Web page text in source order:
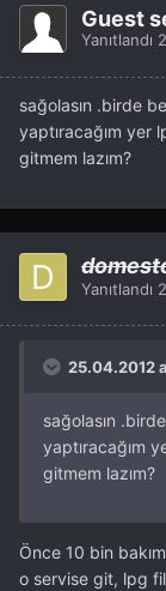
Guest
Yanıtlandı
sağolasın .birde
yaptıracağım yer
gitmem lazım?
Yanıtlandı
25.04.2012
sağolasın
yaptıracağım
gitmem lazım?
Önce 10 bin
o servise git, lpg